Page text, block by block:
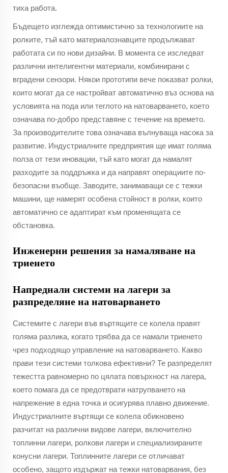
тиха работа.
Бъдещето изглежда оптимистично за технологиите на
ролките, тъй като материалознавците продължават
работата си по нови дизайни. В момента се изследват
различни интелигентни материали, комбинирани с
вградени сензори. Някои прототипи вече показват ролки,
които могат да се настройват автоматично въз основа на
условията на пода или теглото на натоварването, което
означава по-добро представяне с течение на времето.
За производителите това означава вълнуваща насока за
развитие. Индустриалните предприятия ще имат голяма
полза от тези иновации, тъй като могат да намалят
разходите за поддръжка и да направят операциите по-
безопасни въобще. Заводите, занимаващи се с тежки
машини, ще намерят особена стойност в ролки, които
автоматично се адаптират към променящата се
обстановка.
Инженерни решения за намаляване на
триенето
Напреднали системи на лагери за
разпределяне на натоварването
Системите с лагери във въртящите се колела правят
голяма разлика, когато трябва да се намали триенето
чрез подходящо управление на натоварването. Какво
прави тези системи толкова ефективни? Те разпределят
тежестта равномерно по цялата повърхност на лагера,
което помага да се предотврати натрупването на
напрежение в една точка и осигурява плавно движение.
Индустриалните въртящи се колела обикновено
разчитат на различни видове лагери, включително
топлинни лагери, ролкови лагери и специализираните
конусни лагери. Топлинните лагери се отличават
особено, защото издържат на тежки натоварвания, без